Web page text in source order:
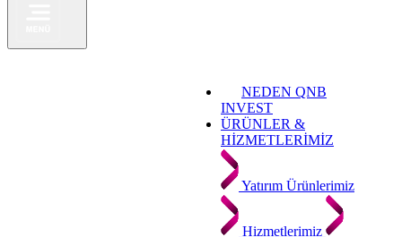
NEDEN QNB
INVEST
ÜRÜNLER &
HİZMETLERİMİZ
Yatırım Ürünlerimiz
Hizmetlerimiz